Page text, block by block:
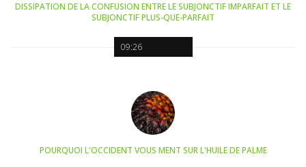
09:26
DISSIPATION DE LA CONFUSION ENTRE LE SUBJONCTIF IMPARFAIT ET LE
SUBJONCTIF PLUS-QUE-PARFAIT
POURQUOI L'OCCIDENT VOUS MENT SUR L'HUILE DE PALME